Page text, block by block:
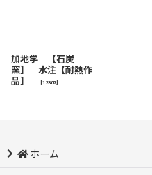
加地学 【石炭
窯】 水注【耐熱作
品】
12307
ホーム